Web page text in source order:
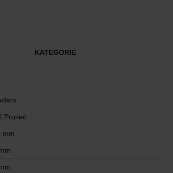
KATEGORIE
Proseč
mm